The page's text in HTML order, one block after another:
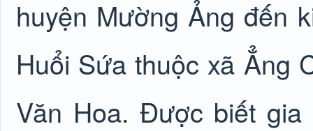
huyện Mường Ảng đến
Huổi Sứa thuộc xã Ẳng
Văn Hoa. Được biết